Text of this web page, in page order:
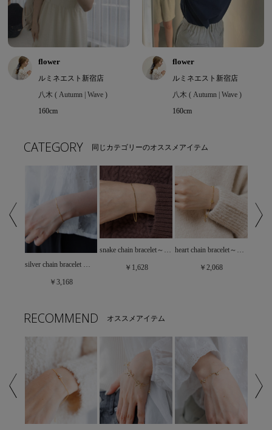
flower
ルミネエスト新宿店
八木 ( Autumn | Wave )
160cm
flower
ルミネエスト新宿店
八木 ( Autumn | Wave )
160cm
CATEGORY 同じカテゴリーのオススメアイテム
silver chain bracelet ～ｼﾙﾊﾞｰﾁｪｰﾝﾌﾞﾚｽﾚｯﾄ
￥3,168
snake chain bracelet～ｽﾈｰｸﾁｪｰﾝﾌﾞﾚｽﾚｯﾄ
￥1,628
heart chain bracelet～ﾊｰﾄﾁｪｰﾝﾌﾞﾚｽﾚｯﾄ
￥2,068
RECOMMEND オススメアイテム